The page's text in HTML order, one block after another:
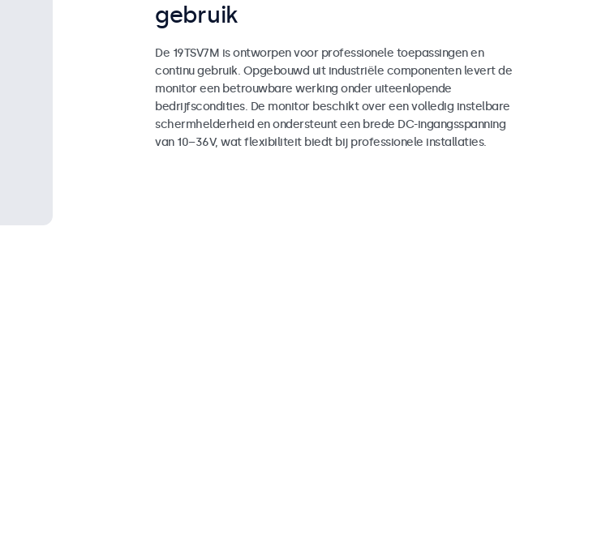
gebruik
De 19TSV7M is ontworpen voor professionele toepassingen en
continu gebruik. Opgebouwd uit industriële componenten levert de
monitor een betrouwbare werking onder uiteenlopende
bedrijfscondities. De monitor beschikt over een volledig instelbare
schermhelderheid en ondersteunt een brede DC-ingangsspanning
van 10–36V, wat flexibiliteit biedt bij professionele installaties.